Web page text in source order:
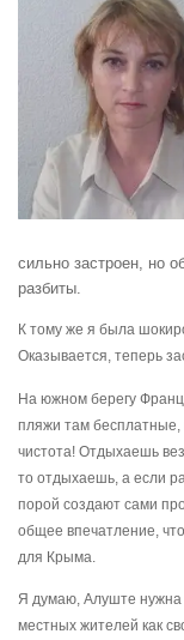
сильно застроен, но
разбиты.
К тому же я была
Оказывается, теперь
На южном берегу
пляжи там
чистота! Отдыхаешь
то отдыхаешь, а если
порой создают сами
общее впечатление,
для Крыма.
Я думаю, Алуште нужна
местных жителей как